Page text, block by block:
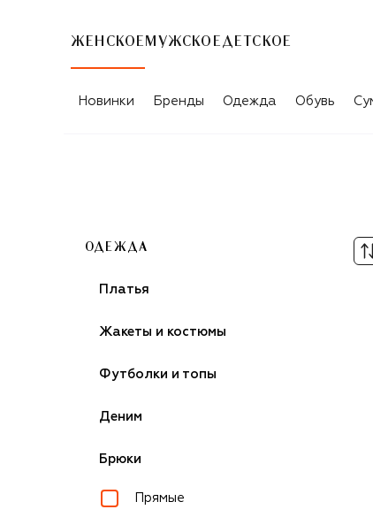
ЖЕНСКОЕ МУЖСКОЕ ДЕТСКОЕ
ЖЕНСКИЕ ШИРОКИЕ БРЮКИ
Новинки Бренды Одежда Обувь
ОДЕЖДА
Платья
Жакеты и костюмы
Футболки и топы
Деним
Брюки
Прямые